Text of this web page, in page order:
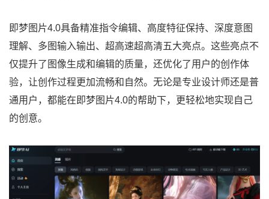
即梦图片4.0具备精准指令编辑、高度特征保持、深度意图
理解、多图输入输出、超高速超高清五大亮点。这些亮点不
仅提升了图像生成和编辑的质量，还优化了用户的创作体
验，让创作过程更加流畅和自然。无论是专业设计师还是普
通用户，都能在即梦图片4.0的帮助下，更轻松地实现自己
的创意。